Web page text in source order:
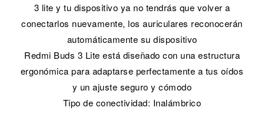
3 lite y tu dispositivo ya no tendrás que volver a
conectarlos nuevamente, los auriculares reconocerán
automáticamente su dispositivo
Redmi Buds 3 Lite está diseñado con una estructura
ergonómica para adaptarse perfectamente a tus oídos
y un ajuste seguro y cómodo
Tipo de conectividad: Inalámbrico